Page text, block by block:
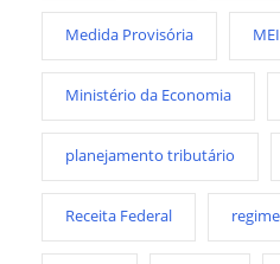
Medida Provisória MEI
Ministério da Economia
planejamento tributário
Receita Federal